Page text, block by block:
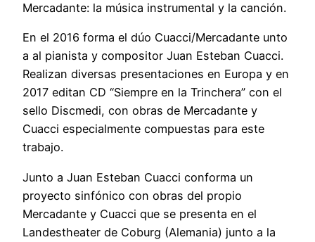
Mercadante: la música instrumental y la canción.
En el 2016 forma el dúo Cuacci/Mercadante unto
a al pianista y compositor Juan Esteban Cuacci.
Realizan diversas presentaciones en Europa y en
2017 editan CD “Siempre en la Trinchera” con el
sello Discmedi, con obras de Mercadante y
Cuacci especialmente compuestas para este
trabajo.
Junto a Juan Esteban Cuacci conforma un
proyecto sinfónico con obras del propio
Mercadante y Cuacci que se presenta en el
Landestheater de Coburg (Alemania) junto a la